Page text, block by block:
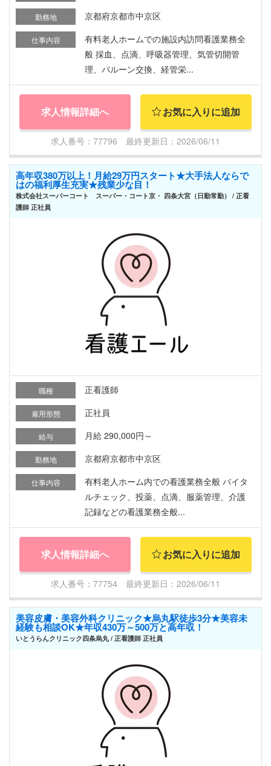
勤務地 京都府京都市中京区
仕事内容
有料老人ホームでの施設内訪問看護業務全
般 採血、点滴、呼吸器管理、気管切開管
理、バルーン交換、経管栄...
求人情報詳細へ お気に入りに追加
求人番号：77796 最終更新日：2026/06/11
高年収380万以上！月給29万円スタート★大手法人ならで
はの福利厚生充実★残業少な目！
株式会社スーパーコート スーパー・コート京・ 四条大宮（日勤常勤） / 正看
護師 正社員
職種 正看護師
雇用形態 正社員
給与 月給 290,000円～
勤務地 京都府京都市中京区
仕事内容
有料老人ホーム内での看護業務全般 バイタ
ルチェック、投薬、点滴、服薬管理、介護
記録などの看護業務全般...
求人情報詳細へ お気に入りに追加
求人番号：77754 最終更新日：2026/06/11
美容皮膚・美容外科クリニック★烏丸駅徒歩3分★美容未
経験も相談OK★年収430万～500万と高年収！
いとうらんクリニック四条烏丸 / 正看護師 正社員